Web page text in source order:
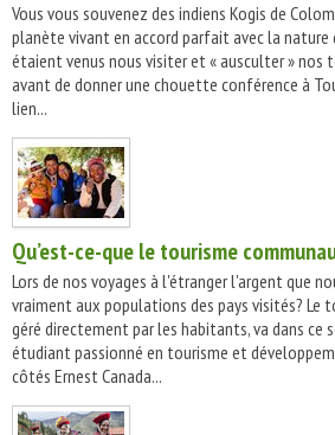
Vous vous souvenez des indiens Kogis de
planète vivant en accord parfait avec la nature
étaient venus nous visiter et « ausculter » nos
avant de donner une chouette conférence à
lien...
Qu’est-ce-que le tourisme
Lors de nos voyages à l'étranger l'argent que
vraiment aux populations des pays visités? Le
géré directement par les habitants, va dans ce
étudiant passionné en tourisme et
côtés Ernest Canada...